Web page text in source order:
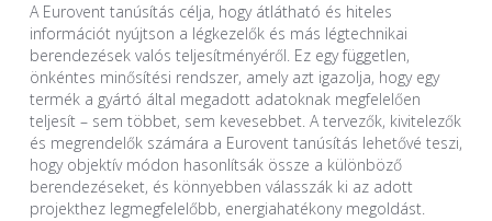
A Eurovent tanúsítás célja, hogy átlátható és hiteles
információt nyújtson a légkezelők és más légtechnikai
berendezések valós teljesítményéről. Ez egy független,
önkéntes minősítési rendszer, amely azt igazolja, hogy egy
termék a gyártó által megadott adatoknak megfelelően
teljesít – sem többet, sem kevesebbet. A tervezők, kivitelezők
és megrendelők számára a Eurovent tanúsítás lehetővé teszi,
hogy objektív módon hasonlítsák össze a különböző
berendezéseket, és könnyebben válasszák ki az adott
projekthez legmegfelelőbb, energiahatékony megoldást.